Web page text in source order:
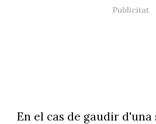
En el cas de gaudir d'una